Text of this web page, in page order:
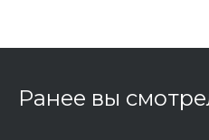
Ранее вы